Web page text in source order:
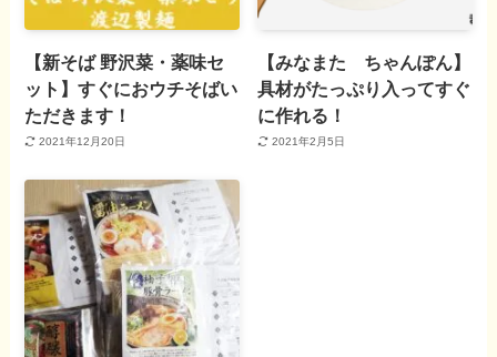
【新そば 野沢菜・薬味セ
ット】すぐにおウチそばい
ただきます！
2021年12月20日
【みなまた ちゃんぽん】
具材がたっぷり入ってすぐ
に作れる！
2021年2月5日